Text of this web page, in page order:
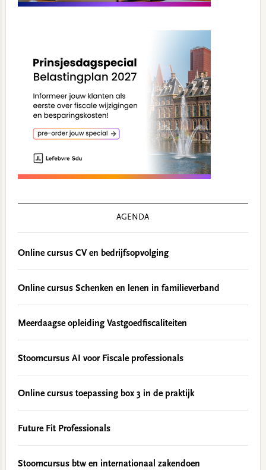
AGENDA
Online cursus CV en bedrijfsopvolging
Online cursus Schenken en lenen in familieverband
Meerdaagse opleiding Vastgoedfiscaliteiten
Stoomcursus AI voor Fiscale professionals
Online cursus toepassing box 3 in de praktijk
Future Fit Professionals
Stoomcursus btw en internationaal zakendoen